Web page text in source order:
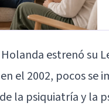
estrenó su
el 2002, pocos se
la psiquiatría y la